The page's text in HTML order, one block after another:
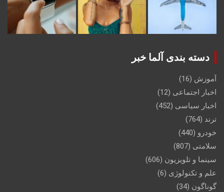
دسته بندی آلما خبر
آموزش (16)
اخبار اجتماعی (12)
اخبار سیاسی (452)
ترند (764)
خودرو (440)
سلامتی (807)
سینما و تلویزیون (606)
علم و تکنولوژی (6)
گوناگون (34)